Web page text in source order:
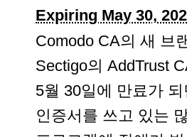
Expiring May 30,
Comodo CA의 새 브
Sectigo의 AddTrust
5월 30일에 만료가
인증서를 쓰고 있는